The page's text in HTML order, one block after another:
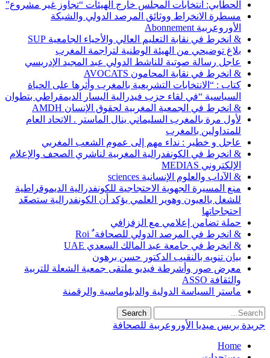
الحطابي: انتخابات المجلس خارج الهيئات “تجاوز غير مشروع”
مسطرة الانخراط ووثائق المرصد الدولي والشبكة
الأوروعربية Abonnement
& انخرط في نقابة التعليم العالي والأحياء الجامعية SUP
بلاغ توضيحي من الهيئة الوطنية لتراجمة المغرب
عاجل رسالة صوتية للناشط الدولي عبد المجيد الإدريسي
& انخرط في نقابة المحامون AVOCATS
كتاب : “الانتخابات التشريعية بالمغرب وأثرها على الحياة
السياسية “في لقاء حزب فيدرالية اليسار الديمقراطي بتطوان
& انخرط في الجمعية المغربية لحقوق الإنسان AMDH
لأول مرة بالمغرب السليماني ينال الماستر . الاتحاد العام
للمتداولين بالمغرب
عاجل و خطير : نداء مهم إلى عموم الشعب المغربي
& انخرط في الكونفدرالية المغربية لناشري الصحف والإعلام
الإلكتروني MEDIAS
& الآداب والعلوم الإنسانية sciences
منع المسيرة الجهوية الاحتجاجية للكونفدرالية الديموقراطية
للشغل بالعيون وهوير العلمي يؤكد أن الكونفدرالية ستصعّد
احتجاجاتها
حملة تضامن إعلامي مع الزفزافي
& انخرط في المرصد الدولي للصحافة ٌ Roi
& انخرط في جامعة عبد المالك السعدي UAE
بيان تنويه بالنقيب الدكتور حسن برهون
معرض صور وأشرطة فيديو ملتقى جمعية الشعلة للتربية
والثقافة ASSO
ماستر السياسة الدولية والدبلوماسية والرقمنة
جريدة بريس ميديا الأوروعربية للصحافة
Home